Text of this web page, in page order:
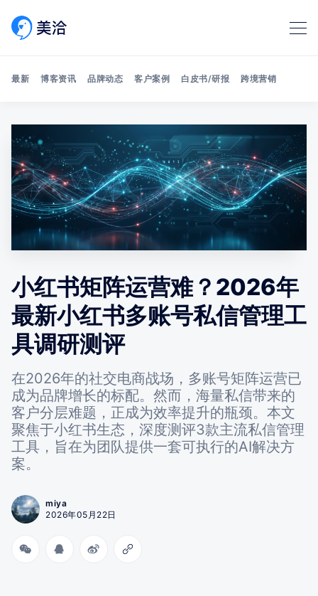
Search 美洽博客
最新 博客资讯 品牌动态 客户案例 白皮书/研报 跨境营销
小红书矩阵运营难？2026年
最新小红书多账号私信管理工
具调研测评
在2026年的社交电商战场，多账号矩阵运营已
成为品牌增长的标配。然而，海量私信带来的
客户分层难题，正成为效率提升的瓶颈。本文
聚焦于小红书生态，深度测评3款主流私信管理
工具，旨在为团队提供一套可执行的AI解决方
案。
miya
2026年05月22日